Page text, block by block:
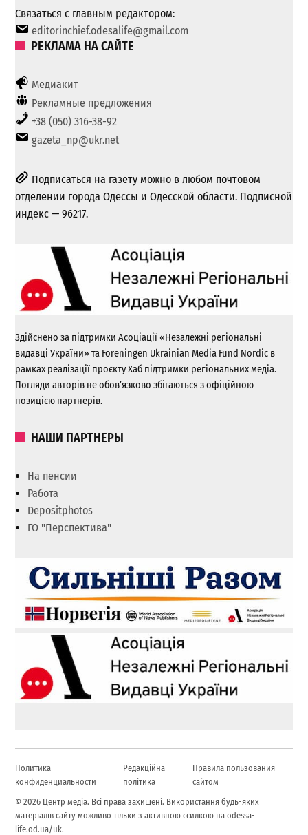
Связаться с главным редактором:
editorinchief.odesalife@gmail.com
РЕКЛАМА НА САЙТЕ
Медиакит
Рекламные предложения
+38 (050) 316-38-92
gazeta_np@ukr.net
Подписаться на газету можно в любом почтовом
отделении города Одессы и Одесской области. Подписной
индекс — 96217.
Здійснено за підтримки Асоціації «Незалежні регіональні
видавці України» та Foreningen Ukrainian Media Fund Nordic в
рамках реалізації проєкту Хаб підтримки регіональних медіа.
Погляди авторів не обов’язково збігаються з офіційною
позицією партнерів.
НАШИ ПАРТНЕРЫ
На пенсии
Работа
Depositphotos
ГО "Перспектива"
Политика
конфиденциальности
Редакційна
політика
Правила пользования
сайтом
© 2026 Центр медіа. Всі права захищені. Використання будь-яких
матеріалів сайту можливо тільки з активною ссилкою на odessa-
life.od.ua/uk.